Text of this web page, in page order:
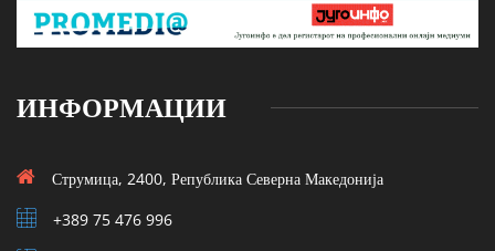
ИНФОРМАЦИИ
Струмица, 2400, Република Северна Македонија
+389 75 476 996